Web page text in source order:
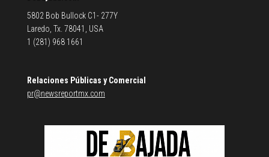
5802 Bob Bullock C1- 277Y
Laredo, Tx. 78041, USA
1 (281) 968 1661
Relaciones Públicas y Comercial
pr@newsreportmx.com